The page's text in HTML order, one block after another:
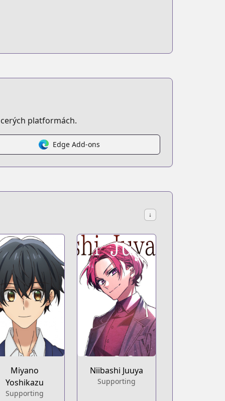
platformách.
Edge Add-ons
↓
Miyano
Yoshikazu
Supporting
Niibashi Juuya
Supporting